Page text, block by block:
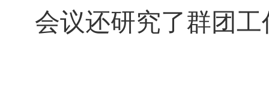
会议还研究了群团工